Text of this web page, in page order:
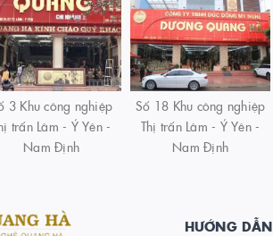
3 Khu công nghiệp
trấn Lâm - Ý Yên -
Nam Định
Số 18 Khu công nghiệp
Thị trấn Lâm - Ý Yên -
Nam Định
HƯỚNG DẪN